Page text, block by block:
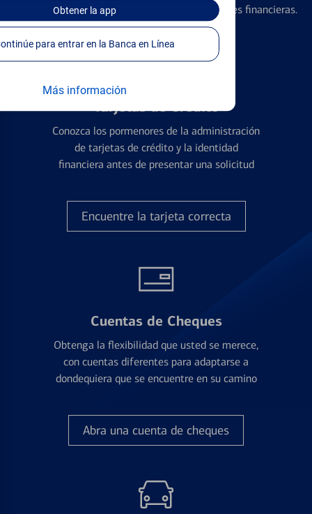
Obtenerla app
Continúe para entrar en la Banca en Línea
Más información
diseñados para ayudar con todas sus necesidades financieras.
Tarjetas de Crédito
Conozca los pormenores de la administración
de tarjetas de crédito y la identidad
financiera antes de presentar una solicitud
Encuentre la tarjeta correcta
Cuentas de Cheques
Obtenga la flexibilidad que usted se merece,
con cuentas diferentes para adaptarse a
dondequiera que se encuentre en su camino
Abra una cuenta de cheques